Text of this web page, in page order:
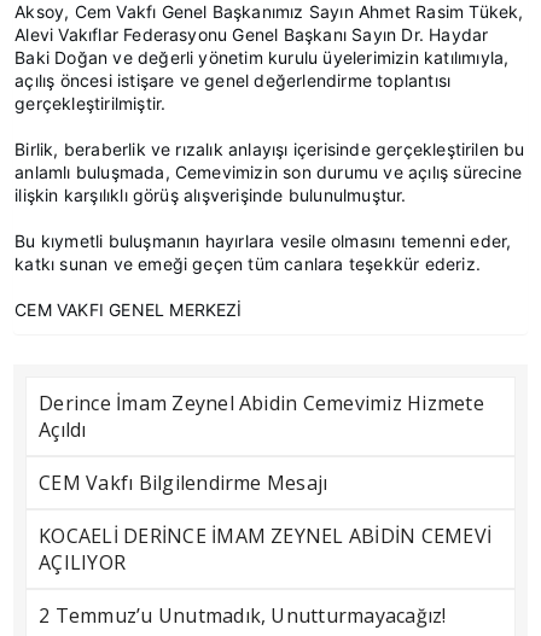
Aksoy, Cem Vakfı Genel Başkanımız Sayın Ahmet Rasim Tükek,
Alevi Vakıflar Federasyonu Genel Başkanı Sayın Dr. Haydar
Baki Doğan ve değerli yönetim kurulu üyelerimizin katılımıyla,
açılış öncesi istişare ve genel değerlendirme toplantısı
gerçekleştirilmiştir.
Birlik, beraberlik ve rızalık anlayışı içerisinde gerçekleştirilen bu
anlamlı buluşmada, Cemevimizin son durumu ve açılış sürecine
ilişkin karşılıklı görüş alışverişinde bulunulmuştur.
Bu kıymetli buluşmanın hayırlara vesile olmasını temenni eder,
katkı sunan ve emeği geçen tüm canlara teşekkür ederiz.
CEM VAKFI GENEL MERKEZİ
Derince İmam Zeynel Abidin Cemevimiz Hizmete
Açıldı
CEM Vakfı Bilgilendirme Mesajı
KOCAELİ DERİNCE İMAM ZEYNEL ABİDİN CEMEVİ
AÇILIYOR
2 Temmuz’u Unutmadık, Unutturmayacağız!